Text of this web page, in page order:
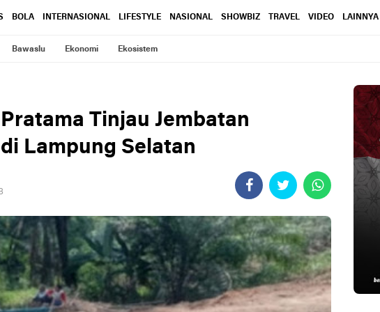
BOLA INTERNASIONAL LIFESTYLE NASIONAL SHOWBIZ TRAVEL VIDEO LAINNYA
Bawaslu Ekonomi Ekosistem
Tinjau Jembatan
Lampung Selatan